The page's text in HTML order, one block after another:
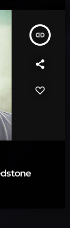
insert_link